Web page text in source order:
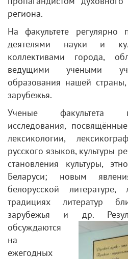
региона.
На факультете регулярно
деятелями науки и
коллективами города,
ведущими учеными
образования нашей
зарубежья.
Ученые факультета
исследования,
лексикологии,
русского языков, культуры
становления культуры,
Беларуси; новым
белорусской литературе,
традициях литератур
зарубежья и др.
обсуждаются
на
ежегодных